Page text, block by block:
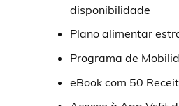
disponibilidade
Plano alimentar
Programa de
eBook com 50